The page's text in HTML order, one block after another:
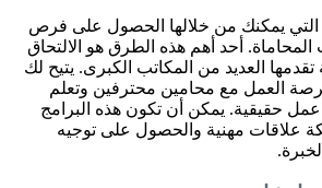
التي يمكنك من خلالها الحصول على فرص
أحد أهم هذه الطرق هو الالتحاق
العديد من المكاتب الكبرى. يتيح لك
العمل مع محامين محترفين وتعلم
حقيقية. يمكن أن تكون هذه البرامج
علاقات مهنية والحصول على توجيه